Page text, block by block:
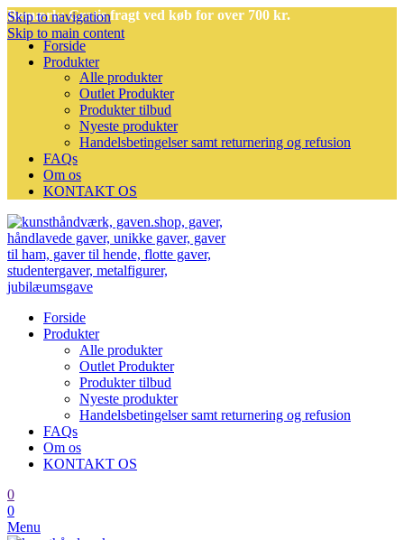
Skip to navigation
Skip to main content
Bemærk: Gratis fragt ved køb for over 700 kr.
Forside
Produkter
Alle produkter
Outlet Produkter
Produkter tilbud
Nyeste produkter
Handelsbetingelser samt returnering og refusion
FAQs
Om os
KONTAKT OS
Forside
Produkter
Alle produkter
Outlet Produkter
Produkter tilbud
Nyeste produkter
Handelsbetingelser samt returnering og refusion
FAQs
Om os
KONTAKT OS
0
0
Menu